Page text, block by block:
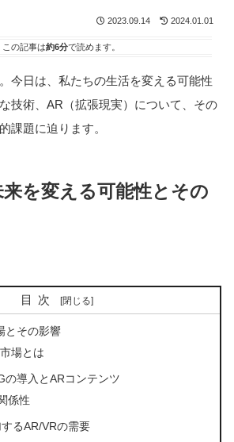
2023.09.14 2024.01.01
この記事は約6分で読めます。
今日は、私たちの生活を変える可能性
技術、AR（拡張現実）について、その
課題に迫ります。
を変える可能性とその
目次
とその影響
場とは
の導入とARコンテンツ
係性
るAR/VRの需要